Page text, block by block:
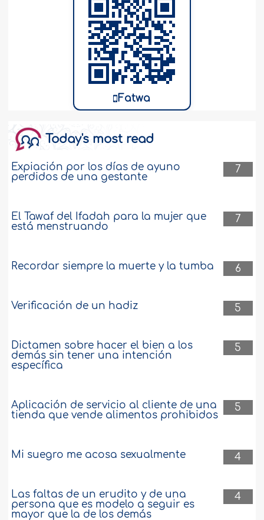
Fatwa
Today's most read
7
Expiación por los días de ayuno
perdidos de una gestante
7
El Tawaf del Ifadah para la mujer que
está menstruando
6
Recordar siempre la muerte y la tumba
5
Verificación de un hadiz
5
Dictamen sobre hacer el bien a los
demás sin tener una intención
específica
5
Aplicación de servicio al cliente de una
tienda que vende alimentos prohibidos
4
Mi suegro me acosa sexualmente
4
Las faltas de un erudito y de una
persona que es modelo a seguir es
mayor que la de los demás